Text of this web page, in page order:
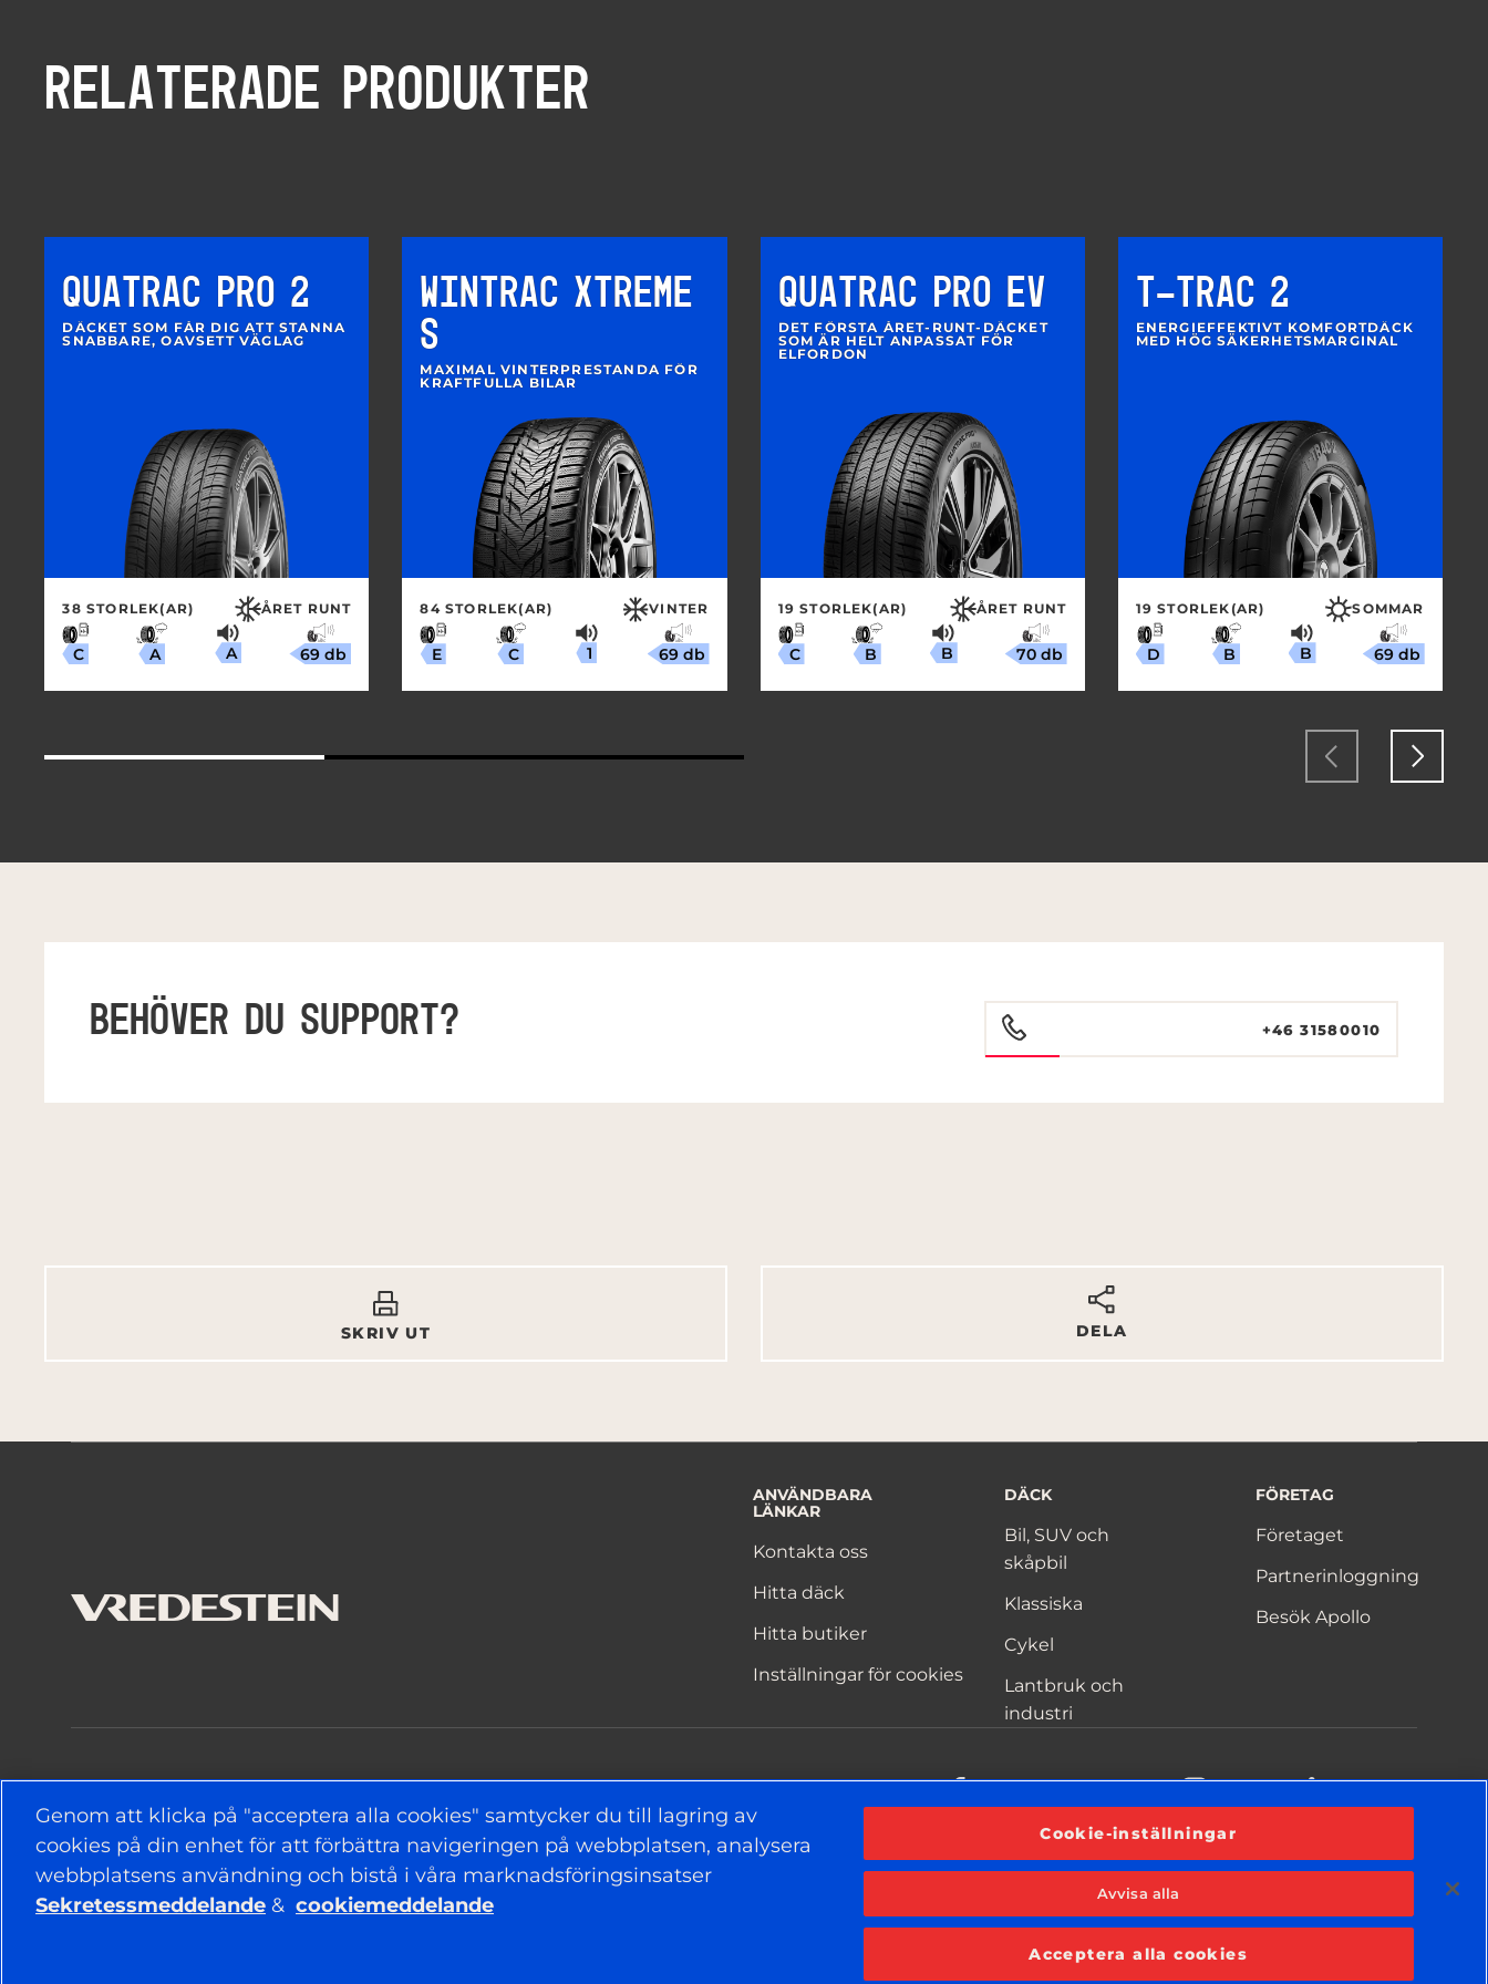
RELATERADE PRODUKTER
QUATRAC PRO 2
DÄCKET SOM FÅR DIG ATT STANNA
SNABBARE, OAVSETT VÄGLAG
38 STORLEK(AR) ÅRET RUNT
C A A 69 db
WINTRAC XTREME
S
MAXIMAL VINTERPRESTANDA FÖR
KRAFTFULLA BILAR
84 STORLEK(AR) VINTER
E C 1 69 db
QUATRAC PRO EV
DET FÖRSTA ÅRET-RUNT-DÄCKET
SOM ÄR HELT ANPASSAT FÖR
ELFORDON
19 STORLEK(AR) ÅRET RUNT
C B B 70 db
T-TRAC 2
ENERGIEFFEKTIVT KOMFORTDÄCK
MED HÖG SÄKERHETSMARGINAL
19 STORLEK(AR) SOMMAR
D B B 69 db
BEHÖVER DU SUPPORT? +46 31580010
SKRIV UT DELA
ANVÄNDBARA
LÄNKAR
Kontakta oss
Hitta däck
Hitta butiker
Inställningar för cookies
DÄCK
Bil, SUV och
skåpbil
Klassiska
Cykel
Lantbruk och
industri
FÖRETAG
Företaget
Partnerinloggning
Besök Apollo
© 2026 APOLLO TYRES LTD Sekretessmeddelande
Genom att klicka på "acceptera alla cookies" samtycker du till lagring av
cookies på din enhet för att förbättra navigeringen på webbplatsen, analysera
webbplatsens användning och bistå i våra marknadsföringsinsatser
Sekretessmeddelande & cookiemeddelande
Cookie-inställningar
Avvisa alla
Acceptera alla cookies